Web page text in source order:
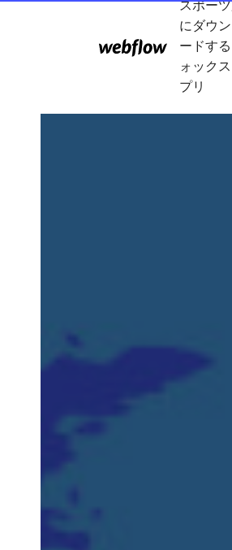
スポー
にダウ
ードす
ォック
プリ